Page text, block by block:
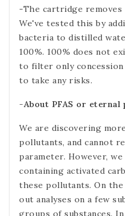
-The cartridge removes
We've tested this by
bacteria to distilled
100%. 100% does not
to filter only
to take any risks.
-About PFAS or eternal
We are discovering
pollutants, and cannot
parameter. However,
containing activated
these pollutants. On
out analyses on a few
groups of substances.